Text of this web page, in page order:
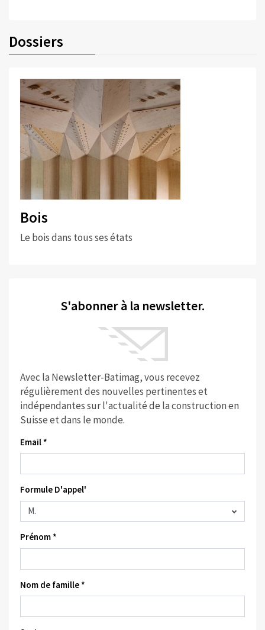
Dossiers
Bois
Le bois dans tous ses états
S'abonner à la newsletter.
Avec la Newsletter-Batimag, vous recevez
régulièrement des nouvelles pertinentes et
indépendantes sur l'actualité de la construction en
Suisse et dans le monde.
Email *
Formule D'appel'
Prénom *
Nom de famille *